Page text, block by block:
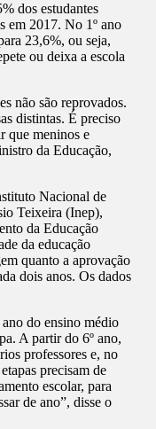
dos estudantes
em 2017. No 1º ano
23,6%, ou seja,
ou deixa a escola
não são reprovados.
distintas. É preciso
que meninos e
da Educação,
Nacional de
Teixeira (Inep),
da Educação
da educação
quanto a aprovação
dois anos. Os dados
do ensino médio
A partir do 6º ano,
professores e, no
precisam de
escolar, para
de ano”, disse o